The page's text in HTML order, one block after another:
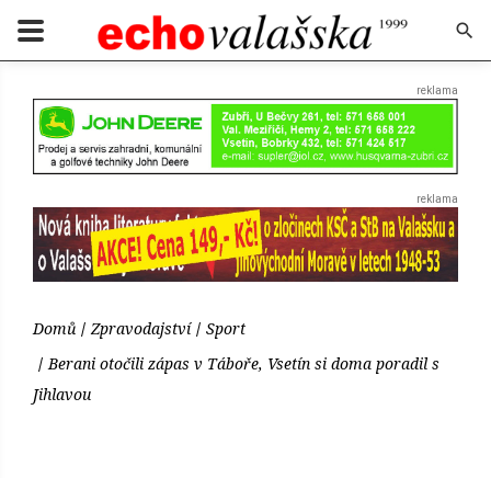
Domů Zpravodajství
Sport
Berani otočili zápas v Táboře, Vsetín si doma poradil s
Jihlavou